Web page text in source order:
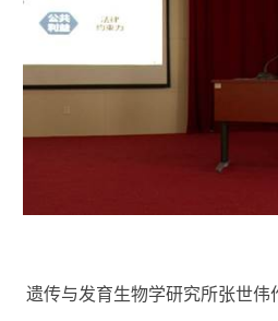
遗传与发育生物学研究所张世伟